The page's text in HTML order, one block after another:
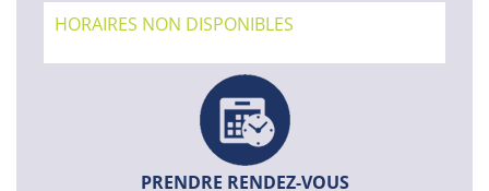
HORAIRES NON DISPONIBLES
PRENDRE RENDEZ-VOUS